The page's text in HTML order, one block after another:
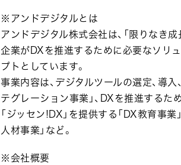
※アンドデジタルとは
アンドデジタル株式会社は、「限りなき
企業がDXを推進するために必要なソリ
プトとしています。
事業内容は、デジタルツールの選定、導
テグレーション事業」、DXを推進する
「ジッセン!DX」を提供する「DX教育事
人材事業」など。
※会社概要